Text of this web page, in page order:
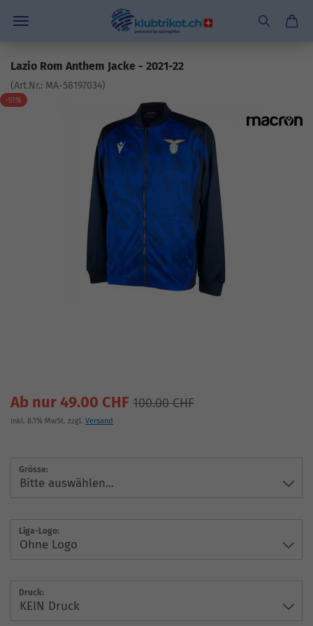
Lazio Rom Anthem Jacke - 2021-22
(Art.Nr.: MA-58197034)
-51%
Ab nur 49.00 CHF 100.00 CHF
inkl. 8.1% MwSt. zzgl. Versand
Grösse:
Liga-Logo:
Druck: